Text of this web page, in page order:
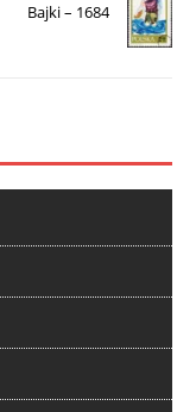
Bajki – 1684